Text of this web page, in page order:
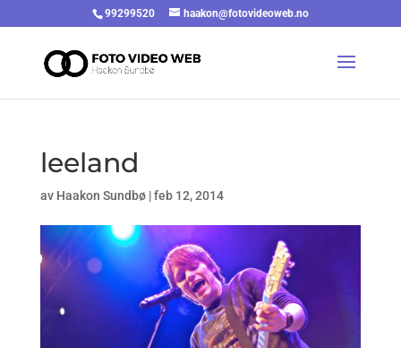
99299520 haakon@fotovideoweb.no
leeland
av Haakon Sundbø|feb 12, 2014